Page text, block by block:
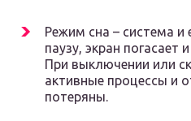
Режим сна – система и
паузу, экран погасает
При выключении или
активные процессы и
потеряны.